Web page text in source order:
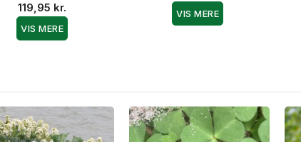
119,95 kr.
VIS MERE
VIS MERE